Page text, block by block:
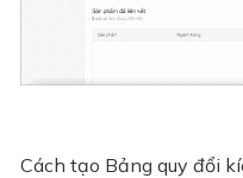
Cách tạo Bảng quy đổi